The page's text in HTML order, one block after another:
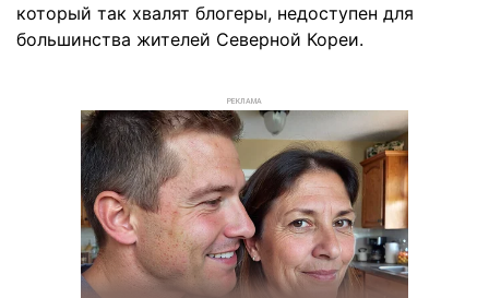
который так хвалят блогеры, недоступен для
большинства жителей Северной Кореи.
РЕКЛАМА